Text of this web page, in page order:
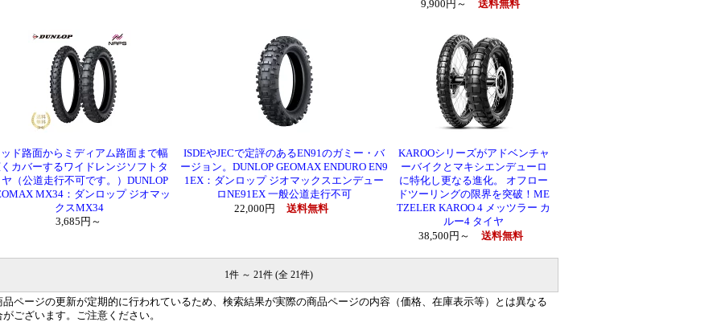
9,900円～
送料無料
ド路面からミディアム路面まで幅
カバーするワイドレンジソフトタ
ヤ（公道走行不可です。）DUNLOP
MX34：ダンロップ ジオマッ
クスMX34
3,685円～
ISDEやJECで定評のあるEN91のガミー・バ
ージョン。DUNLOP GEOMAX ENDURO EN9
1EX：ダンロップ ジオマックスエンデュー
ロNE91EX 一般公道走行不可
22,000円
送料無料
KAROOシリーズがアドベンチャ
ーバイクとマキシエンデューロ
に特化し更なる進化。 オフロー
ドツーリングの限界を突破！ME
TZELER KAROO 4 メッツラー カ
ルー4 タイヤ
38,500円～
送料無料
1件 ～ 21件 (全 21件)
ページの更新が定期的に行われているため、検索結果が実際の商品ページの内容（価格、在庫表示等）とは異なる
がございます。ご注意ください。